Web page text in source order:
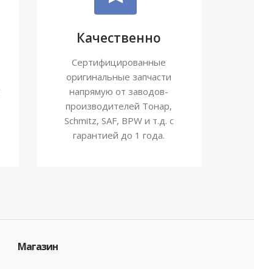
Качественно
Сертифицированные
оригинальные запчасти
напрямую от заводов-
производителей Тонар,
Schmitz, SAF, BPW и т.д. с
гарантией до 1 года.
Магазин